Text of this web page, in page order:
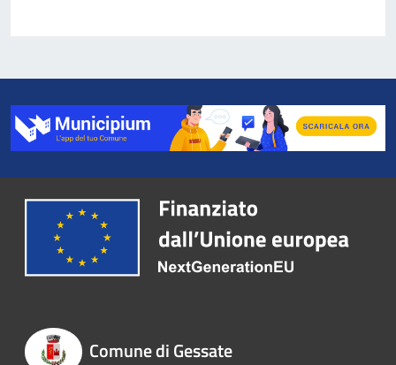
Comune di Gessate